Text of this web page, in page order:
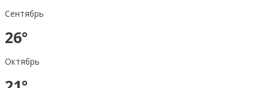
Сентябрь
26°
Октябрь